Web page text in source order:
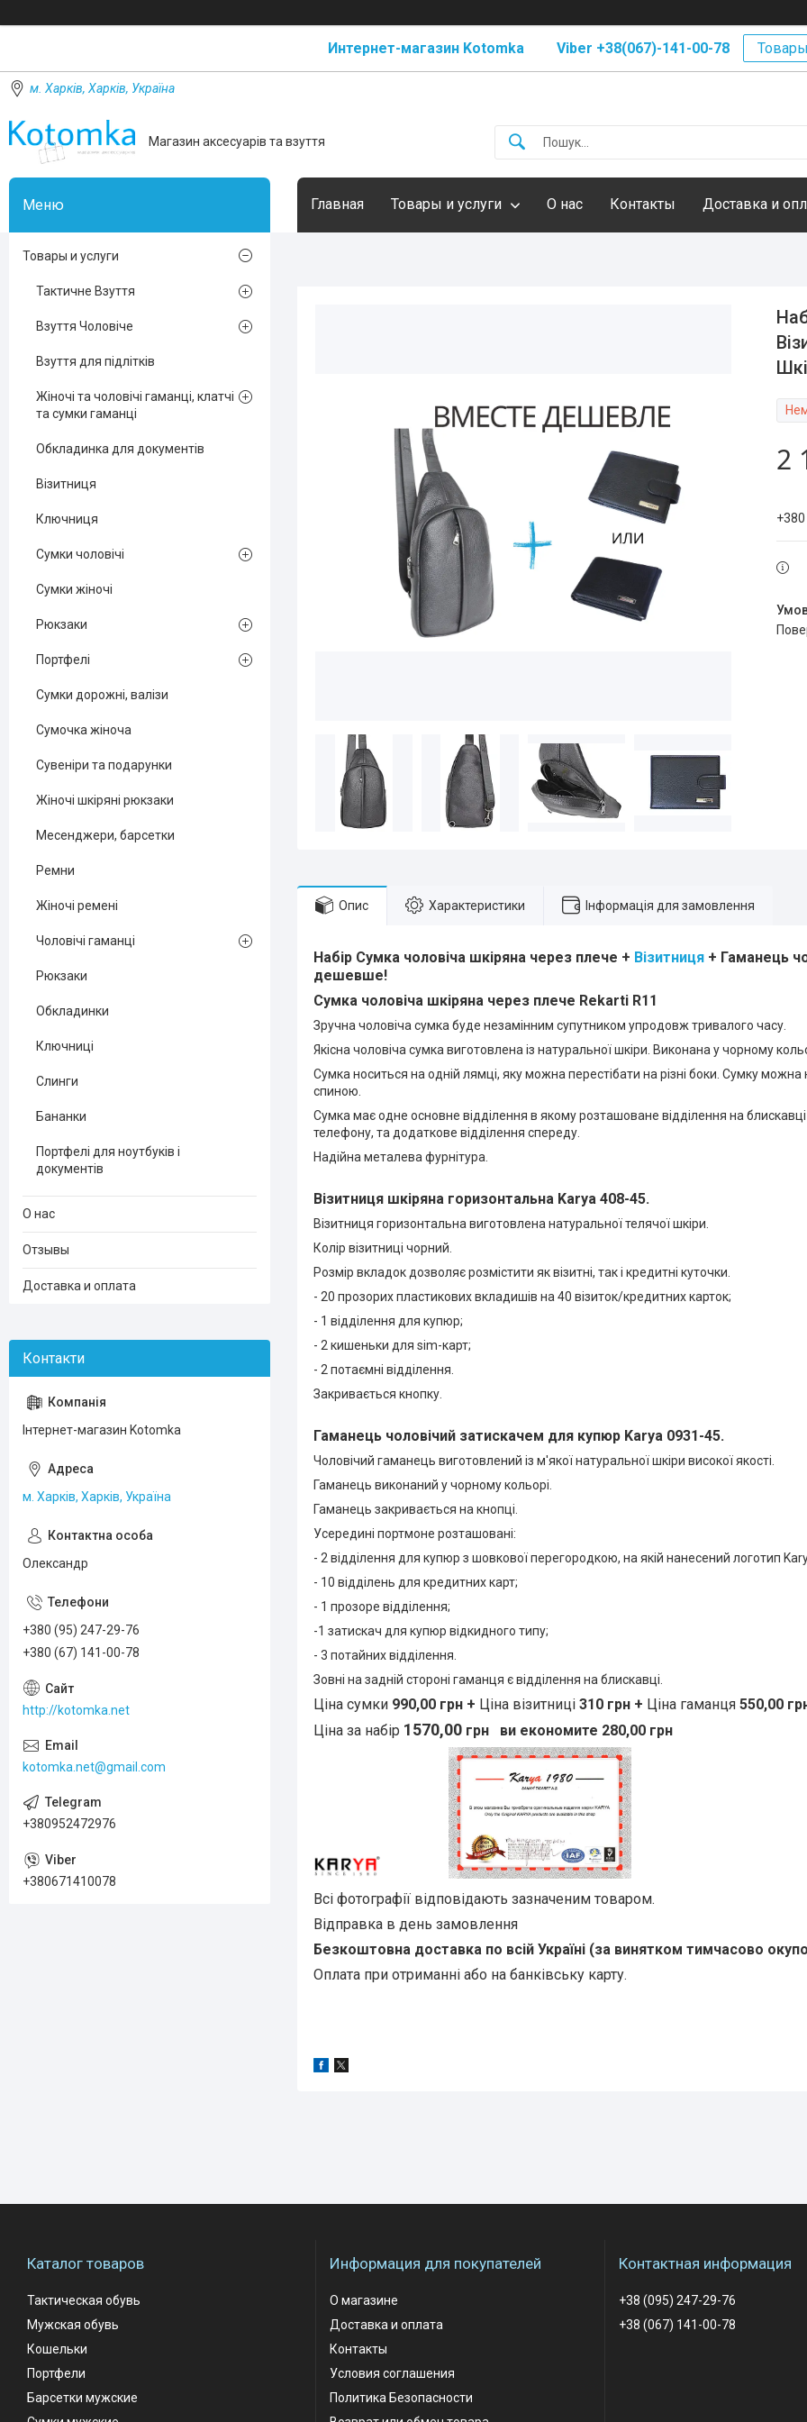
Интернет-магазин Kotomka Viber +38(067)-141-00-78
м. Харків, Харків, Україна
Магазин аксесуарів та взуття
Главная Товары и услуги О нас Контакты Доставка и
2
Опис Характеристики Інформація для замовлення
Набір Сумка чоловіча шкіряна через плече + Візитниця + Гаманець
дешевше!
Сумка чоловіча шкіряна через плече Rekarti R11
Зручна чоловіча сумка буде незамінним супутником упродовж тривалого часу.
Якісна чоловіча сумка виготовлена ​​із натуральної шкіри. Виконана у чорному
Сумка носиться на одній лямці, яку можна перестібати на різні боки. Сумку можна
спиною.
Сумка має одне основне відділення в якому розташоване відділення на
телефону, та додаткове відділення спереду.
Надійна металева фурнітура.
Візитниця шкіряна горизонтальна Karya 408-45.
Візитниця горизонтальна виготовлена натуральної телячої шкіри.
Колір візитниці чорний.
Розмір вкладок дозволяє розмістити як візитні, так і кредитні куточки.
- 20 прозорих пластикових вкладишів на 40 візиток/кредитних карток;
- 1 відділення для купюр;
- 2 кишеньки для sim-карт;
- 2 потаємні відділення.
Закривається кнопку.
Гаманець чоловічий затискачем для купюр Karya 0931-45.
Чоловічий гаманець виготовлений із м'якої натуральної шкіри високої якості.
Гаманець виконаний у чорному кольорі.
Гаманець закривається на кнопці.
Усередині портмоне розташовані:
- 2 відділення для купюр з шовкової перегородкою, на якій нанесений логотип
- 10 відділень для кредитних карт;
- 1 прозоре відділення;
-1 затискач для купюр відкидного типу;
- 3 потайних відділення.
Зовні на задній стороні гаманця є відділення на блискавці.
Ціна сумки 990,00 грн + Ціна візитниці 310 грн + Ціна гаманця 550,00
Ціна за набір 1570,00 грн ви економите 280,00 грн
Всі фотографії відповідають зазначеним товаром.
Відправка в день замовлення
Безкоштовна доставка по всій Україні (за винятком тимчасово
Оплата при отриманні або на банківську карту.
Товары и услуги
Тактичне Взуття
Взуття Чоловіче
Взуття для підлітків
Жіночі та чоловічі гаманці, клатчі
та сумки гаманці
Обкладинка для документів
Візитниця
Ключниця
Сумки чоловічі
Сумки жіночі
Рюкзаки
Портфелі
Сумки дорожні, валізи
Сумочка жіноча
Сувеніри та подарунки
Жіночі шкіряні рюкзаки
Месенджери, барсетки
Ремни
Жіночі ремені
Чоловічі гаманці
Рюкзаки
Обкладинки
Ключниці
Слинги
Бананки
Портфелі для ноутбуків і
документів
О нас
Отзывы
Доставка и оплата
Інтернет-магазин Kotomka
м. Харків, Харків, Україна
Олександр
+380 (95) 247-29-76
+380 (67) 141-00-78
http://kotomka.net
kotomka.net@gmail.com
+380952472976
+380671410078
Каталог товаров
Тактическая обувь
Мужская обувь
Кошельки
Портфели
Барсетки мужские
Информация для покупателей
О магазине
Доставка и оплата
Контакты
Условия соглашения
Политика Безопасности
Контактная информация
+38 (095) 247-29-76
+38 (067) 141-00-78